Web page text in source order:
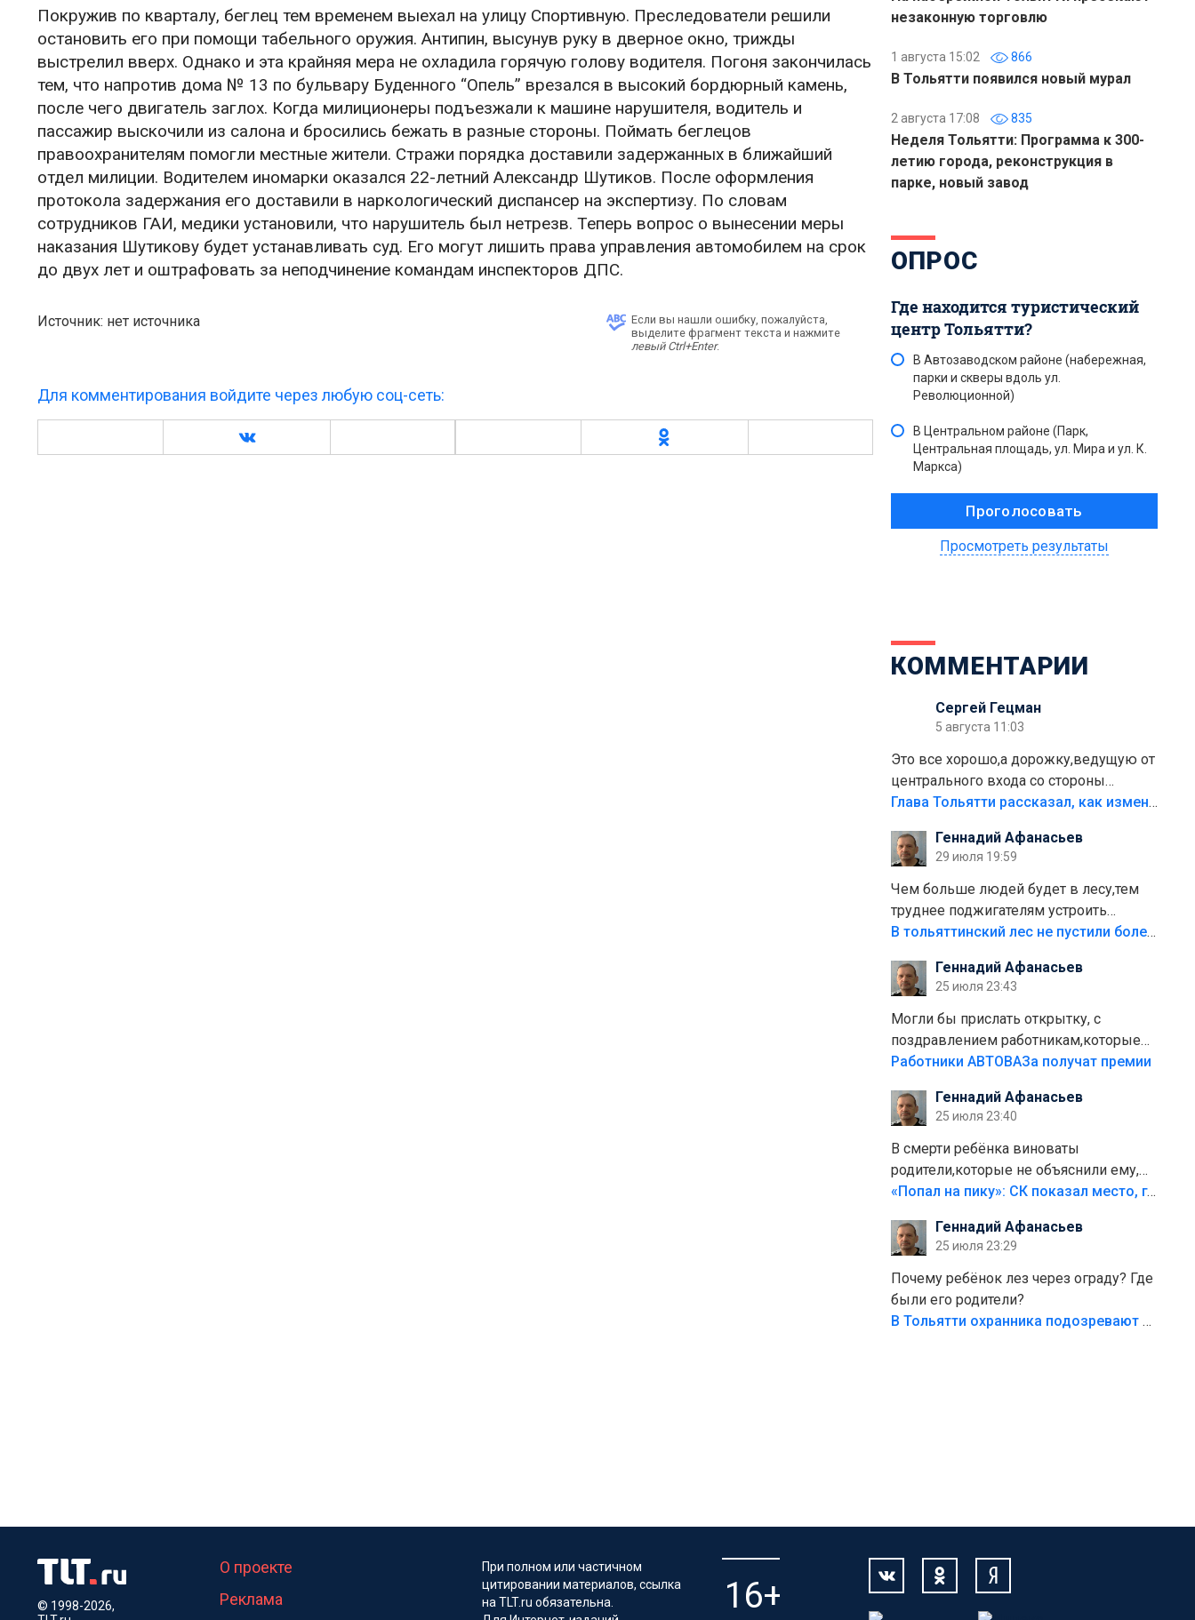
Покружив по кварталу, беглец тем временем выехал на улицу Спортивную. Преследователи решили
остановить его при помощи табельного оружия. Антипин, высунув руку в дверное окно, трижды
выстрелил вверх. Однако и эта крайняя мера не охладила горячую голову водителя. Погоня закончилась
тем, что напротив дома № 13 по бульвару Буденного “Опель” врезался в высокий бордюрный камень,
после чего двигатель заглох. Когда милиционеры подъезжали к машине нарушителя, водитель и
пассажир выскочили из салона и бросились бежать в разные стороны. Поймать беглецов
правоохранителям помогли местные жители. Стражи порядка доставили задержанных в ближайший
отдел милиции. Водителем иномарки оказался 22-летний Александр Шутиков. После оформления
протокола задержания его доставили в наркологический диспансер на экспертизу. По словам
сотрудников ГАИ, медики установили, что нарушитель был нетрезв. Теперь вопрос о вынесении меры
наказания Шутикову будет устанавливать суд. Его могут лишить права управления автомобилем на срок
до двух лет и оштрафовать за неподчинение командам инспекторов ДПС.
Источник: нет источника
Если вы нашли ошибку, пожалуйста,
выделите фрагмент текста и нажмите
левый Ctrl+Enter.
Для комментирования войдите через любую соц-сеть:
незаконную торговлю
1 августа 15:02 866
В Тольятти появился новый мурал
2 августа 17:08 835
Неделя Тольятти: Программа к 300-
летию города, реконструкция в
парке, новый завод
ОПРОС
Где находится туристический
центр Тольятти?
В Автозаводском районе (набережная,
парки и скверы вдоль ул.
Революционной)
В Центральном районе (Парк,
Центральная площадь, ул. Мира и ул. К.
Маркса)
Просмотреть результаты
КОММЕНТАРИИ
Сергей Гецман
5 августа 11:03
Это все хорошо,а дорожку,ведущую от
центрального входа со стороны
кафе"Мираж" к аттракционам слабо
плитки не хватило,т.к.осенью и зимой
лежала в парке и испортилась.Да
еще,видимо,часть украли.
Глава Тольятти рассказал, как изменится парк Центрального района
Геннадий Афанасьев
29 июля 19:59
Чем больше людей будет в лесу,тем
труднее поджигателям устроить
пожар.Тех кто разводит костры,тех
полно стоит,почему водители всё
равно едут в лес? Штрафы мизерные.
В тольяттинский лес не пустили более тысячи автомобилей
Геннадий Афанасьев
25 июля 23:43
Могли бы прислать открытку, с
поздравлением работникам,которые
больше сорока лет отработали на
Работники АВТОВАЗа получат премии
Геннадий Афанасьев
25 июля 23:40
В смерти ребёнка виноваты
родители,которые не объяснили ему,
что такое хорошо и что такое плохо!
безумия,есть же калитка,ворота!
Жалко ребёнка,но он сам выбрал свою
судьбу.
«Попал на пику»: СК показал место, где был смертельно травмирован ребенок в Тольятти
Геннадий Афанасьев
25 июля 23:29
Почему ребёнок лез через ограду? Где
были его родители?
В Тольятти охранника подозревают в причинении смерти ребенку
© 1998-2026,
О проекте
Реклама
При полном или частичном
цитировании материалов, ссылка
на TLT.ru обязательна.